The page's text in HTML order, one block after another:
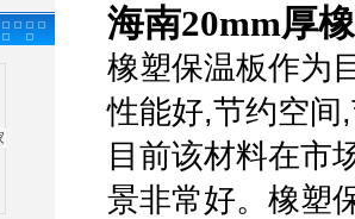
海南20mm厚
橡塑保温板作为
性能好,节约空间
目前该材料在市
景非常好。橡塑